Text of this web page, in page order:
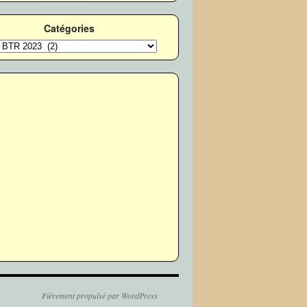
Catégories
Fièrement propulsé par WordPress